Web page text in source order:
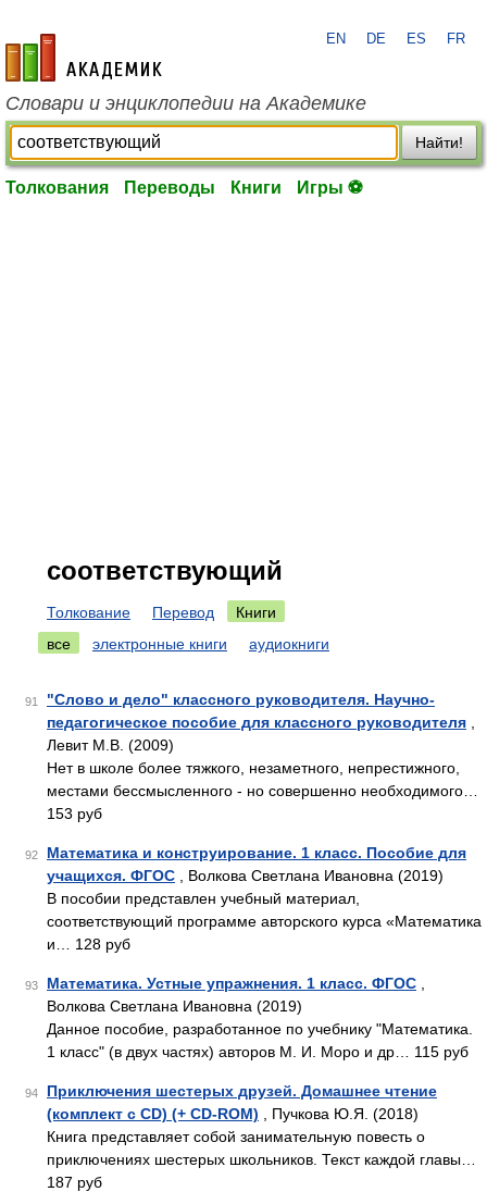
academic.ru
EN DE ES FR
Словари и энциклопедии на Академике
Найти!
Толкования Переводы Книги Игры ⚽
соответствующий
Толкование Перевод
Книги
все
электронные книги аудиокниги
91
"Слово и дело" классного руководителя. Научно-
педагогическое пособие для классного руководителя
Левит М.В. (2009)
Нет в школе более тяжкого, незаметного, непрестижного,
местами бессмысленного - но совершенно необходимого…
153 руб
92
Математика и конструирование. 1 класс. Пособие для
учащихся. ФГОС , Волкова Светлана Ивановна (2019)
В пособии представлен учебный материал,
соответствующий программе авторского курса «Математика
и… 128 руб
93 Математика. Устные упражнения. 1 класс. ФГОС
Волкова Светлана Ивановна (2019)
Данное пособие, разработанное по учебнику "Математика.
1 класс" (в двух частях) авторов М. И. Моро и др… 115 руб
94
Приключения шестерых друзей. Домашнее чтение
(комплект с CD) (+ CD-ROM) , Пучкова Ю.Я. (2018)
Книга представляет собой занимательную повесть о
приключениях шестерых школьников. Текст каждой главы…
187 руб